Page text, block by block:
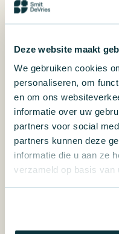
Deze website maakt
We gebruiken cookies
personaliseren, om
en om ons
informatie over uw
partners voor social
partners kunnen deze
informatie die u aan ze
verzameld op basis van
Ondersteunt het
het team
voor een groot
werk kunnen
invloed op de
7.
kunst van